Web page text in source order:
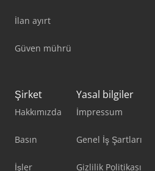
İlan ayırt
Güven mührü
Şirket
Hakkımızda
Basın
İşler
Yasal bilgiler
İmpressum
Genel İş Şartları
Gizlilik Politikası